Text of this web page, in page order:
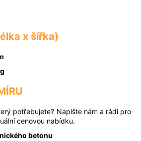
x šířka)
potřebujete? Napište nám a rádi pro
cenovou nabídku.
betonu